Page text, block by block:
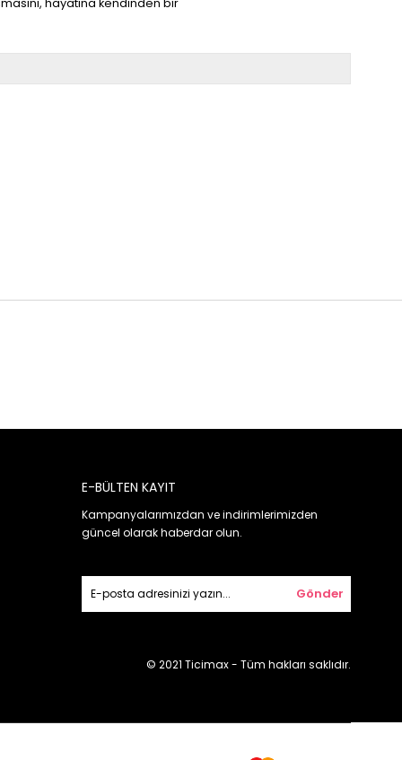
hayatına kendinden bir
E-BÜLTEN KAYIT
Kampanyalarımızdan ve indirimlerimizden
güncel olarak haberdar olun.
Gönder
© 2021 Ticimax - Tüm hakları saklıdır.